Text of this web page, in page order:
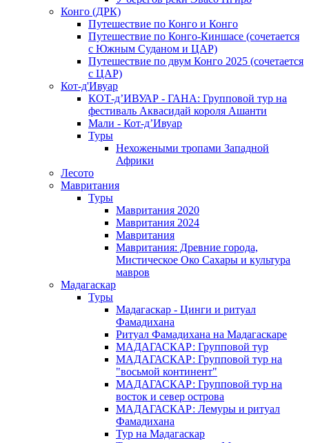
Конго (ДРК)
Путешествие по Конго и Конго
Путешествие по Конго-Киншасе (сочетается
с Южным Суданом и ЦАР)
Путешествие по двум Конго 2025 (сочетается
с ЦАР)
Кот-д'Ивуар
КОТ-д’ИВУАР - ГАНА: Групповой тур на
фестиваль Аквасидай короля Ашанти
Мали - Кот-д’Ивуар
Туры
Нехожеными тропами Западной
Африки
Лесото
Мавритания
Туры
Мавритания 2020
Мавритания 2024
Мавритания
Мавритания: Древние города,
Мистическое Око Сахары и культура
мавров
Мадагаскар
Туры
Мадагаскар - Цинги и ритуал
Фамадихана
Ритуал Фамадихана на Мадагаскаре
МАДАГАСКАР: Групповой тур
МАДАГАСКАР: Групповой тур на
"восьмой континент"
МАДАГАСКАР: Групповой тур на
восток и север острова
МАДАГАСКАР: Лемуры и ритуал
Фамадихана
Тур на Мадагаскар